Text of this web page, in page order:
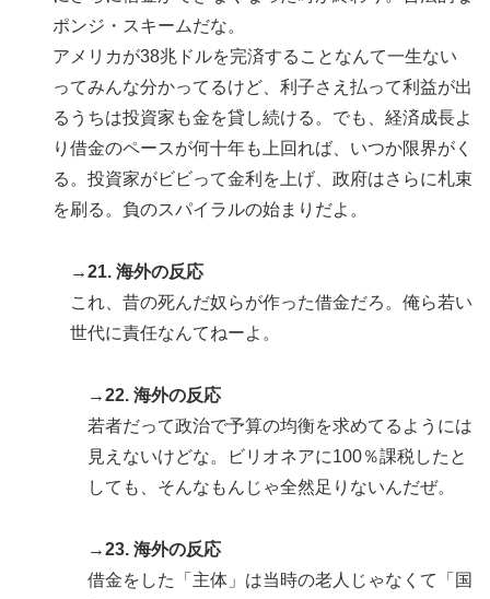
ポンジ・スキームだな。
アメリカが38兆ドルを完済することなんて一生ない
ってみんな分かってるけど、利子さえ払って利益が出
るうちは投資家も金を貸し続ける。でも、経済成長よ
り借金のペースが何十年も上回れば、いつか限界がく
る。投資家がビビって金利を上げ、政府はさらに札束
を刷る。負のスパイラルの始まりだよ。
→21. 海外の反応
これ、昔の死んだ奴らが作った借金だろ。俺ら若い
世代に責任なんてねーよ。
→22. 海外の反応
若者だって政治で予算の均衡を求めてるようには
見えないけどな。ビリオネアに100％課税したと
しても、そんなもんじゃ全然足りないんだぜ。
→23. 海外の反応
借金をした「主体」は当時の老人じゃなくて「国